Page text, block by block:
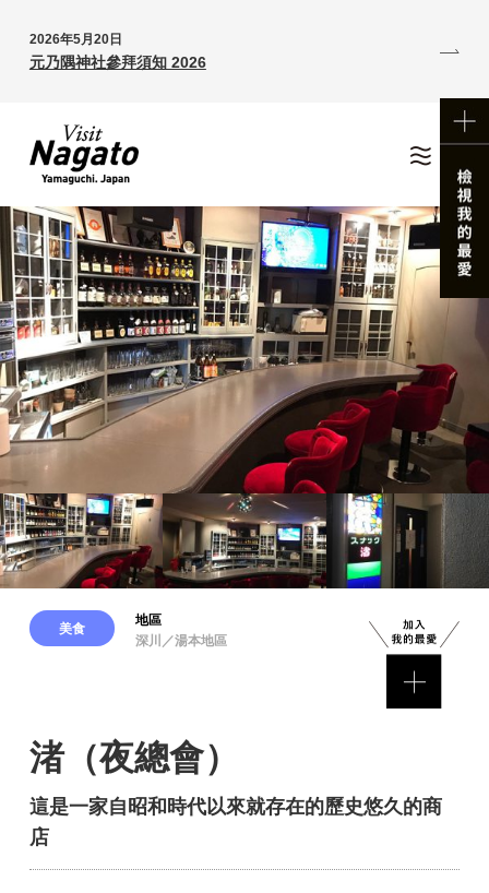
2026年5月20日
元乃隅神社參拜須知 2026
美食
地區
深川／湯本地區
渚（夜總會）
這是一家自昭和時代以來就存在的歷史悠久的商
店